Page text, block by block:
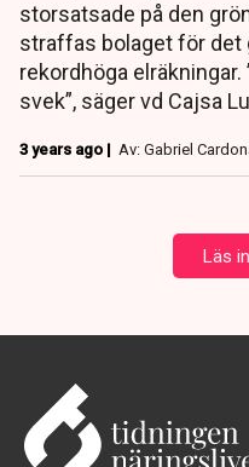
storsatsade på den
straffas bolaget för det
rekordhöga
svek”, säger vd Cajsa
3 years ago | Av: Gabriel
Läs